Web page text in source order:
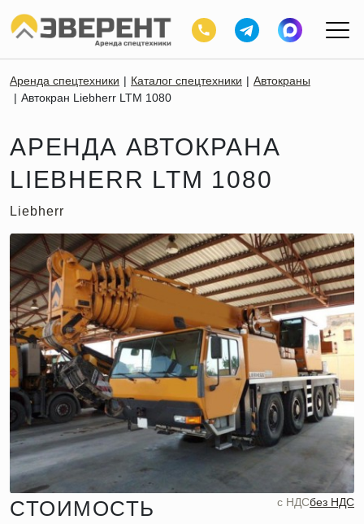
Аренда спецтехники Каталог спецтехники
Автокраны
Автокран Liebherr LTM 1080
АРЕНДА АВТОКРАНА
LIEBHERR LTM 1080
Liebherr
СТОИМОСТЬ c НДСбез НДС